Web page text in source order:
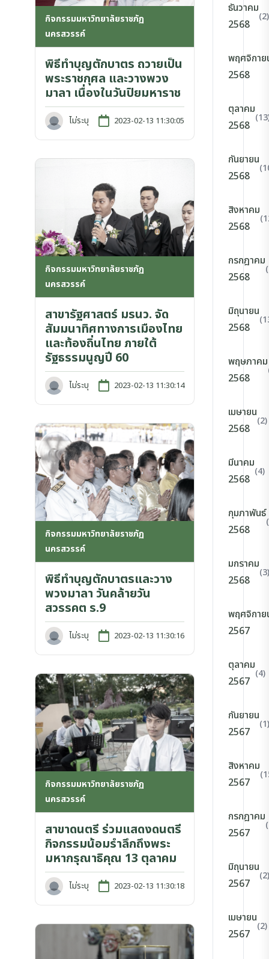
กิจกรรมมหาวิทยาลัยราชภัฏ
นครสวรรค์
พิธีทำบุญตักบาตร ถวายเป็น
พระราชกุศล และวางพวง
มาลา เนื่องในวันปิยมหาราช
ไม่ระบุ 2023-02-13 11:30:05
กิจกรรมมหาวิทยาลัยราชภัฏ
นครสวรรค์
สาขารัฐศาสตร์ มรนว. จัด
สัมมนาทิศทางการเมืองไทย
และท้องถิ่นไทย ภายใต้
รัฐธรรมนูญปี 60
ไม่ระบุ 2023-02-13 11:30:14
กิจกรรมมหาวิทยาลัยราชภัฏ
นครสวรรค์
พิธีทำบุญตักบาตรและวาง
พวงมาลา วันคล้ายวัน
สวรรคต ร.9
ไม่ระบุ 2023-02-13 11:30:16
กิจกรรมมหาวิทยาลัยราชภัฏ
นครสวรรค์
สาขาดนตรี ร่วมแสดงดนตรี
กิจกรรมน้อมรำลึกถึงพระ
มหากรุณาธิคุณ 13​ ตุลาคม
ไม่ระบุ 2023-02-13 11:30:18
ธันวาคม
2568
(2)
พฤศจิกาย
2568
ตุลาคม
2568
กันยายน
2568
สิงหาคม
2568
กรกฎาคม
2568
มิถุนายน
2568
พฤษภาคม
2568
เมษายน
2568
(2)
มีนาคม
2568
(4)
กุมภาพันธ์
2568
มกราคม
2568
(3)
พฤศจิกาย
2567
ตุลาคม
2567
(4)
กันยายน
2567
(1)
สิงหาคม
2567
กรกฎาคม
2567
มิถุนายน
2567
(2)
เมษายน
2567
(2)